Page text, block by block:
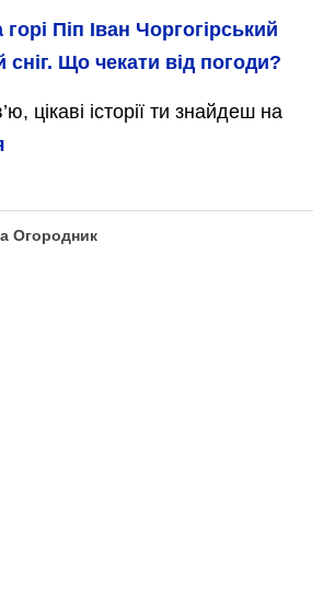
горі Піп Іван Чоргогірський
Що чекати від погоди?
цікаві історії ти знайдеш на
Огородник